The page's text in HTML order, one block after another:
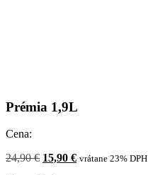
Prémia 1,9L
Cena:
24,90€ Pôvodná
15,90 €Aktuálna
vrátane 23% DPH